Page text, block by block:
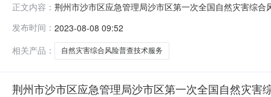
正文内容： 荆州市沙市区应急管理局沙市区第一次全国自然灾害综
购人（甲方）：荆州市沙市区应急管理局2、地址：湖北
湖东路3号*、
发布时间： 2023-08-08 09:52
相关产品：
自然灾害综合风险普查技术服务
荆州市沙市区应急管理局沙市区第一次全国自然灾害